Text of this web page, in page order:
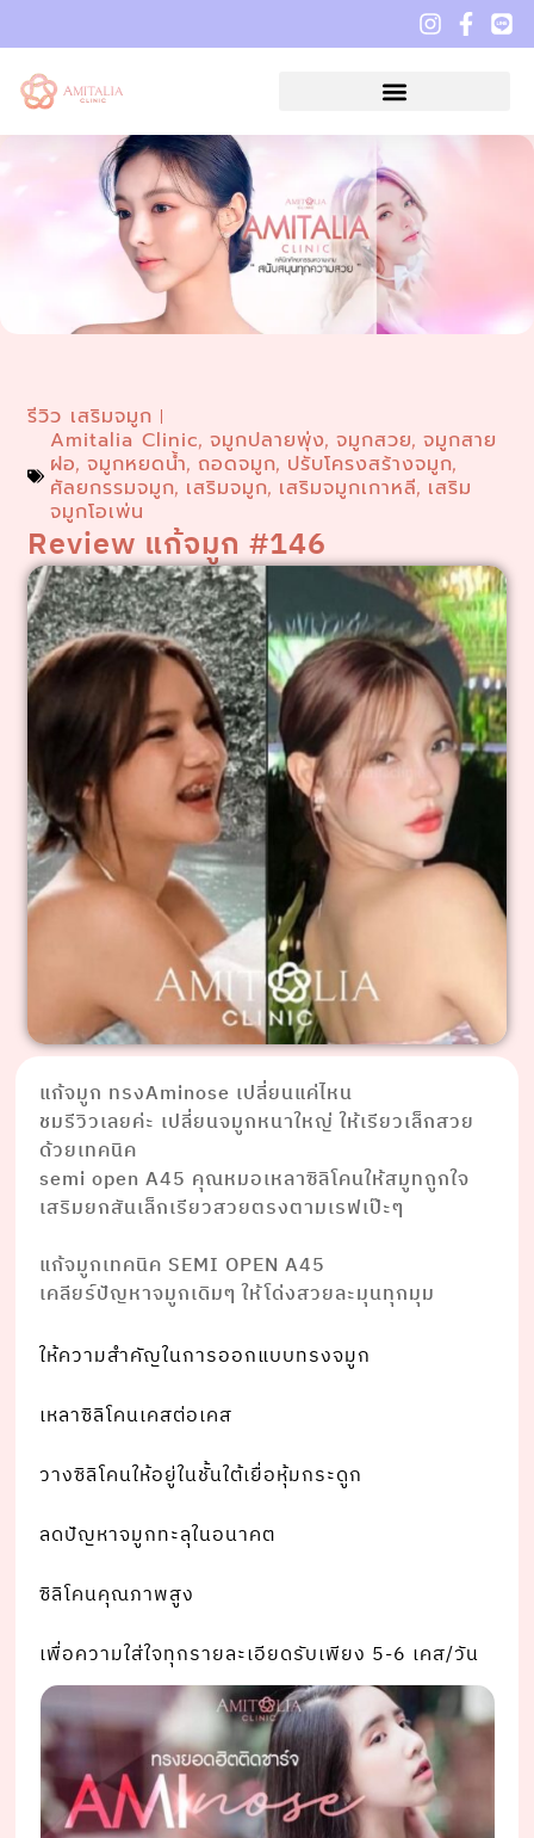
รีวิว เสริมจมูก
Amitalia Clinic,จมูกปลายพุ่ง,จมูกสวย,จมูกสาย
ฝอ,จมูกหยดน้ำ, ถอดจมูก, ปรับโครงสร้างจมูก,
ศัลยกรรมจมูก, เสริมจมูก, เสริมจมูกเกาหลี, เสริม
จมูกโอเพ่น
Review แก้จมูก #146
แก้จมูก ทรงAminose เปลี่ยนแค่ไหน
ชมรีวิวเลยค่ะ เปลี่ยนจมูกหนาใหญ่ ให้เรียวเล็กสวย
ด้วยเทคนิค
semi open A45 คุณหมอเหลาซิลิโคนให้สมูทถูกใจ
เสริมยกสันเล็กเรียวสวยตรงตามเรฟเป๊ะๆ
แก้จมูกเทคนิค SEMI OPEN A45
เคลียร์ปัญหาจมูกเดิมๆ ให้โด่งสวยละมุนทุกมุม
ให้ความสำคัญในการออกแบบทรงจมูก
เหลาซิลิโคนเคสต่อเคส
วางซิลิโคนให้อยู่ในชั้นใต้เยื่อหุ้มกระดูก
ลดปัญหาจมูกทะลุในอนาคต
ซิลิโคนคุณภาพสูง
เพื่อความใส่ใจทุกรายละเอียดรับเพียง 5-6 เคส/วัน